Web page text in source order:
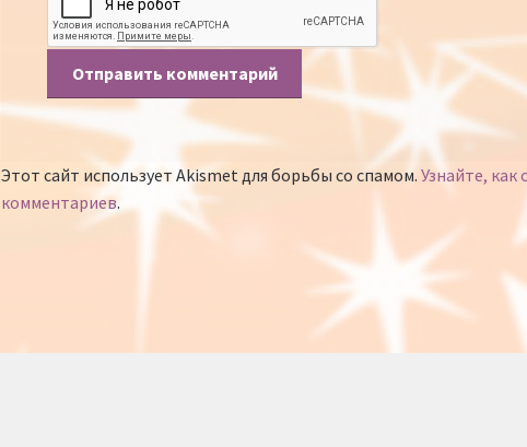
Этот сайт использует Akismet для борьбы со спамом.Узнайте,
комментариев.